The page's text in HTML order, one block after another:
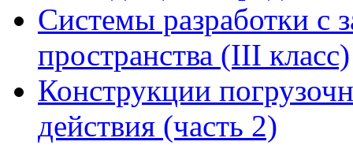
Системы разработки с
пространства (III класс)
Конструкции
действия (часть 2)